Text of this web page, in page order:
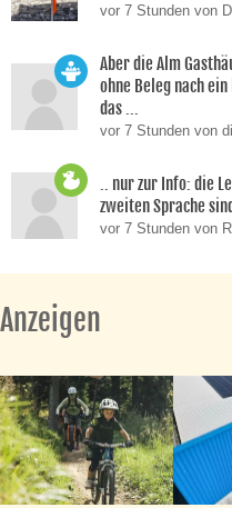
vor 7 Stunden von
Aber die Alm
ohne Beleg nach
das ...
vor 7 Stunden von
.. nur zur Info: die
zweiten Sprache
vor 7 Stunden von
Anzeigen